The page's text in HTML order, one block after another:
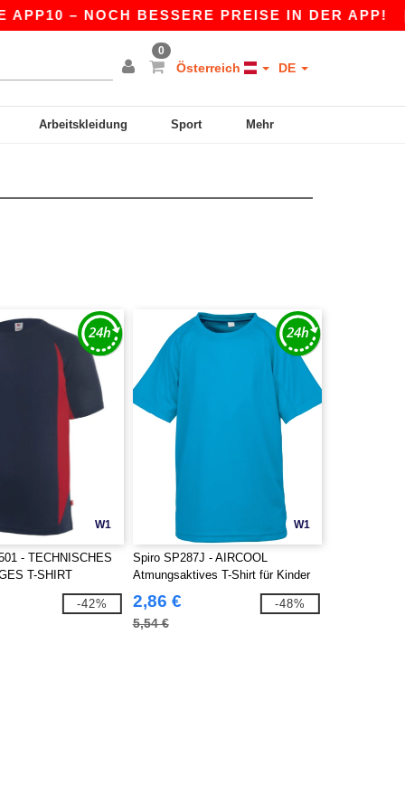
– NOCH BESSERE PREISE IN DER APP!|
0
Österreich DE
Arbeitskleidung Sport Mehr
W1
- TECHNISCHES
T-SHIRT
-42%
W1
Spiro SP287J - AIRCOOL
Atmungsaktives T-Shirt für Kinder
2,86 €
5,54 €
-48%